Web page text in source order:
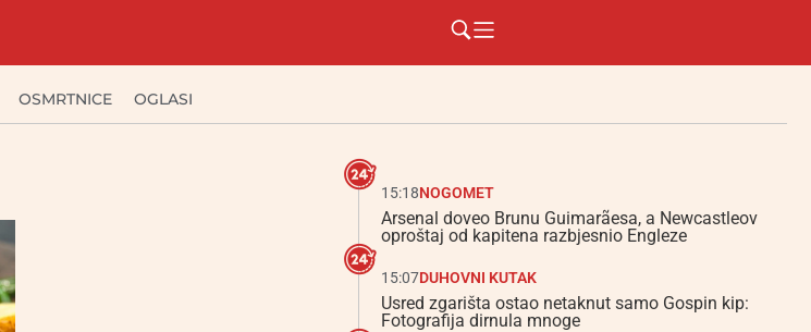
OSMRTNICE OGLASI
15:18NOGOMET
Arsenal doveo Brunu Guimarãesa, a Newcastleov
oproštaj od kapitena razbjesnio Engleze
15:07DUHOVNI KUTAK
Usred zgarišta ostao netaknut samo Gospin kip:
Fotografija dirnula mnoge